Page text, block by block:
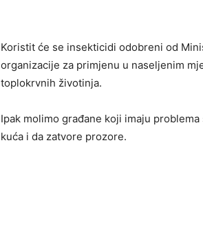
Koristit će se insekticidi odobreni od
organizacije za primjenu u naseljenim
toplokrvnih životinja.
Ipak molimo građane koji imaju
kuća i da zatvore prozore.